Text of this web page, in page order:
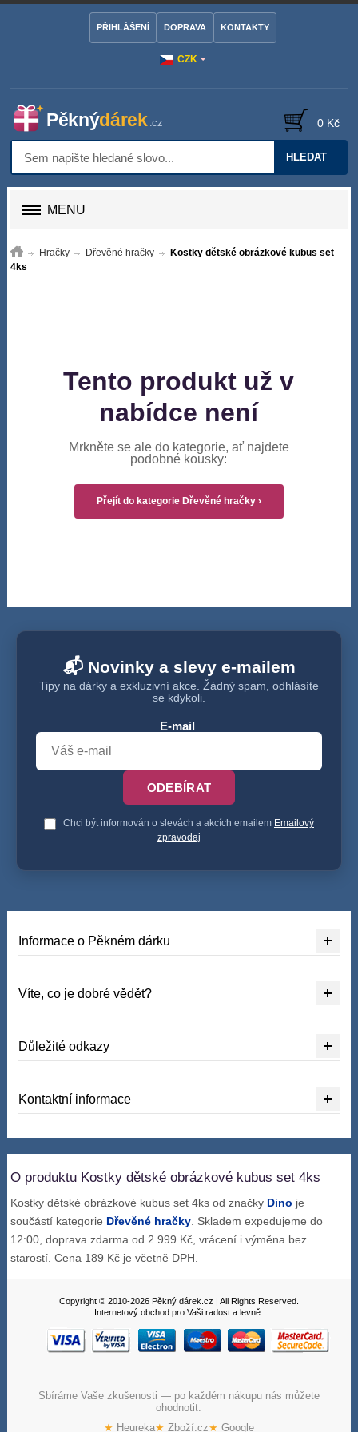
CZK
PŘIHLÁŠENÍ DOPRAVA KONTAKTY
HLEDAT
0 Kč
MENU
Hračky Dřevěné hračky
Kostky dětské obrázkové kubus set
4ks
Tento produkt už v
nabídce není
Mrkněte se ale do kategorie, ať najdete
podobné kousky:
Přejít do kategorie Dřevěné hračky ›
📬 Novinky a slevy e-mailem
Tipy na dárky a exkluzivní akce. Žádný spam, odhlásíte
se kdykoli.
E-mail
ODEBÍRAT
Chci být informován o slevách a akcích emailem Emailový
zpravodaj
Informace o Pěkném dárku
Víte, co je dobré vědět?
Důležité odkazy
Kontaktní informace
O produktu Kostky dětské obrázkové kubus set 4ks
Kostky dětské obrázkové kubus set 4ks od značky Dino je
součástí kategorie Dřevěné hračky . Skladem expedujeme do
12:00, doprava zdarma od 2 999 Kč, vrácení i výměna bez
starostí. Cena 189 Kč je včetně DPH.
Copyright © 2010-2026 Pěkný dárek.cz | All Rights Reserved.
Internetový obchod pro Vaši radost a levně.
Sbíráme Vaše zkušenosti — po každém nákupu nás můžete
ohodnotit:
★ Heureka★ Zboží.cz★ Google